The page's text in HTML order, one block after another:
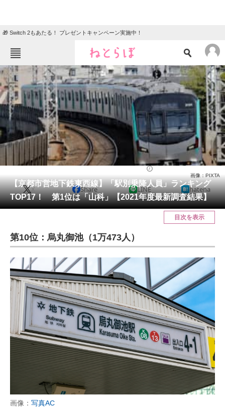
🎁 Switch 2もあたる！ プレゼントキャンペーン実施中！
ねとらぼメニュー
TOP ニュース
エンタメ クイズ
グルメ 地域
住まい 教育・育児
リサーチ
会員記事
メディア
ITの今と未来を見通す
スマホと通信の最新トレンド
進化するPCとデバイスの未来
好きが集まる 比べて選べる
ビジネスと働き方のヒント
AI活用のいまが分かる
企業ITのトレンドを詳説
【京都市営地下鉄東西線】「駅別乗降人員」ランキング
TOP17！ 第1位は「山科」【2021年度最新調査結果】
画像：PIXTA
X Share LINE hatena
目次を表示
第10位：烏丸御池（1万473人）
画像： 写真AC